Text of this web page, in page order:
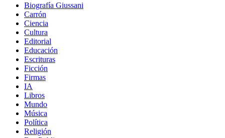
Biografía Giussani
Carrón
Ciencia
Cultura
Editorial
Educación
Escrituras
Ficción
Firmas
IA
Libros
Mundo
Música
Política
Religión